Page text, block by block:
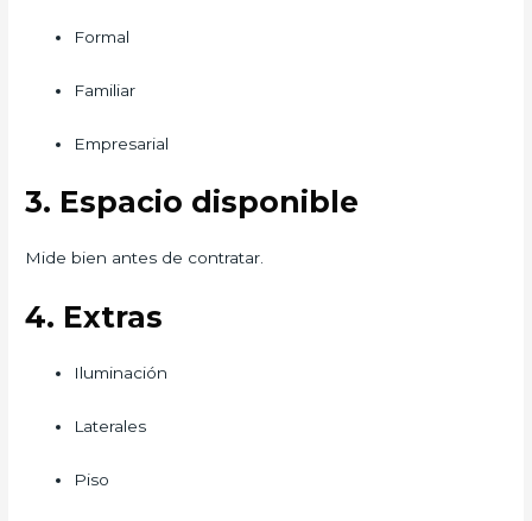
Formal
Familiar
Empresarial
3. Espacio disponible
Mide bien antes de contratar.
4. Extras
Iluminación
Laterales
Piso